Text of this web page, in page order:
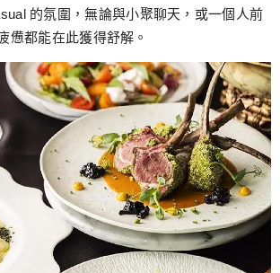
的氛圍，無論與小聚聊天，或一個人前
憊都能在此獲得舒解。